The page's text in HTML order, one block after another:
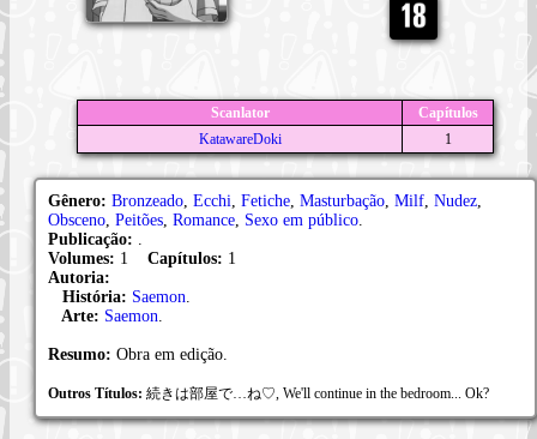
Scanlator
Capítulos
KatawareDoki
1
Gênero: Bronzeado Ecchi Fetiche Masturbação Milf Nudez
Obsceno Peitões Romance Sexo em público
Publicação:
Volumes: 1 Capítulos: 1
Autoria:
História: Saemon
Arte: Saemon
Resumo: Obra em edição.
Outros Títulos: 続きは部屋で…ね♡, We'll continue in the bedroom... Ok?